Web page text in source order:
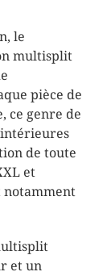
le
multisplit
pièce de
ce genre de
de toute
et
notamment
et un